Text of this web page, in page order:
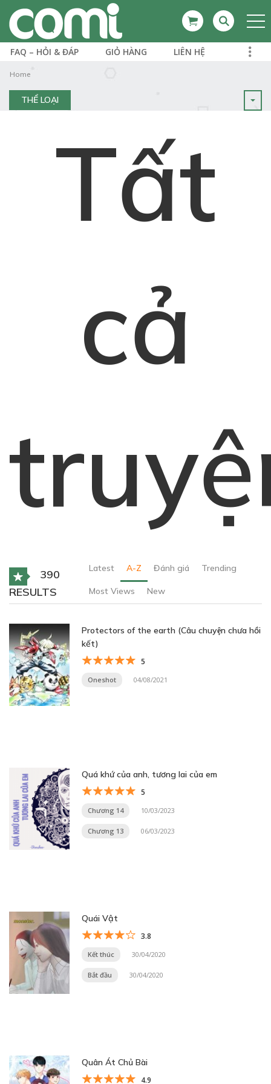
FAQ – HỎI & ĐÁP GIỎ HÀNG LIÊN HỆ
Home
THỂ LOẠI
Tất
cả
390
RESULTS
Latest A-Z Đánh giá Trending
Most Views New
Protectors of the earth (Câu chuyện chưa hồi
kết)
5
Oneshot 04/08/2021
Quá khứ của anh, tương lai của em
5
Chương 14 10/03/2023
Chương 13 06/03/2023
Quái Vật
3.8
Kết thúc 30/04/2020
Bắt đầu 30/04/2020
Quân Át Chủ Bài
4.9